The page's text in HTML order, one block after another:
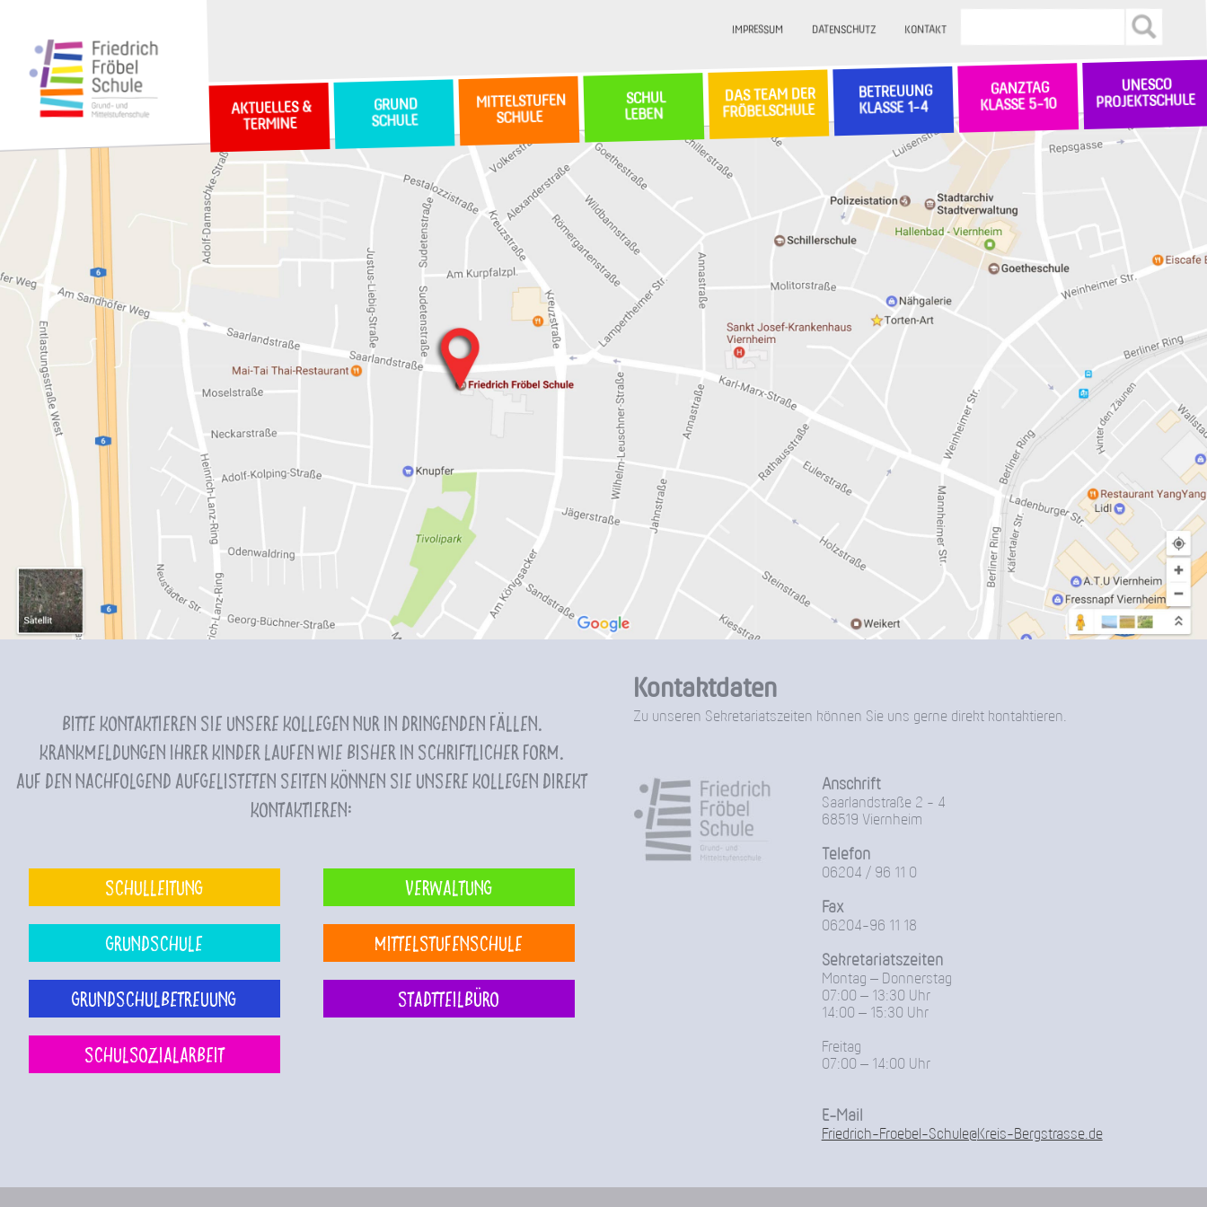
IMPRESSUM DATENSCHUTZ KONTAKT
AKTUELLES &
TERMINE
GRUND
SCHULE
MITTELSTUFEN
SCHULE
SCHUL
LEBEN
DAS TEAM DER
FRÖBELSCHULE
BETREUUNG
KLASSE 1-4
GANZTAG
KLASSE 5-10
UNESCO
PROJEKTSCHULE
Bitte kontaktieren Sie unsere Kollegen nur in dringenden Fällen.
Krankmeldungen Ihrer Kinder laufen wie bisher in schriftlicher Form.
Auf den nachfolgend aufgelisteten Seiten können Sie unsere Kollegen direkt
kontaktieren:
Schulleitung Verwaltung
Grundschule Mittelstufenschule
Grundschulbetreuung Stadtteilbüro
Schulsozialarbeit
Kontaktdaten
Zu unseren Sekretariatszeiten können Sie uns gerne direkt kontaktieren.
Anschrift
Saarlandstraße 2 - 4
68519 Viernheim
Telefon
06204 / 96 11 0
Fax
06204-96 11 18
Sekretariatszeiten
Montag – Donnerstag
07:00 – 13:30 Uhr
14:00 – 15:30 Uhr
Freitag
07:00 – 14:00 Uhr
E-Mail
Friedrich-Froebel-Schule@Kreis-Bergstrasse.de